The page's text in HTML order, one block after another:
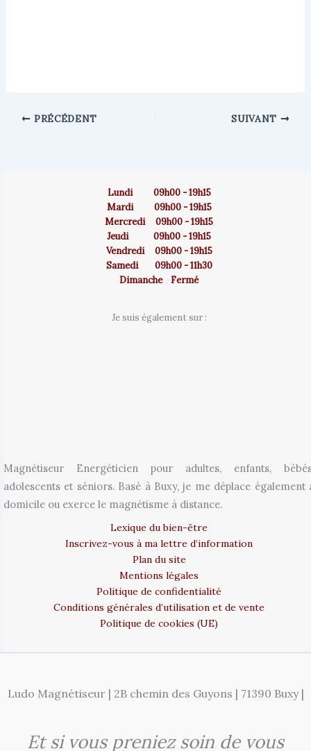
PRÉCÉDENT SUIVANT
Lundi 09h00 - 19h15
Mardi 09h00 - 19h15
Mercredi 09h00 - 19h15
Jeudi 09h00 - 19h15
Vendredi 09h00 - 19h15
Samedi 09h00 - 11h30
Dimanche Fermé
Je suis également sur :
Magnétiseur Energéticien pour adultes, enfants,
adolescents et séniors. Basé à Buxy, je me déplace également
domicile ou exerce le magnétisme à distance.
Lexique du bien-être
Inscrivez-vous à ma lettre d’information
Plan du site
Mentions légales
Politique de confidentialité
Conditions générales d’utilisation et de vente
Politique de cookies (UE)
Ludo Magnétiseur | 2B chemin des Guyons | 71390 Buxy |
Et si vous preniez soin de vous